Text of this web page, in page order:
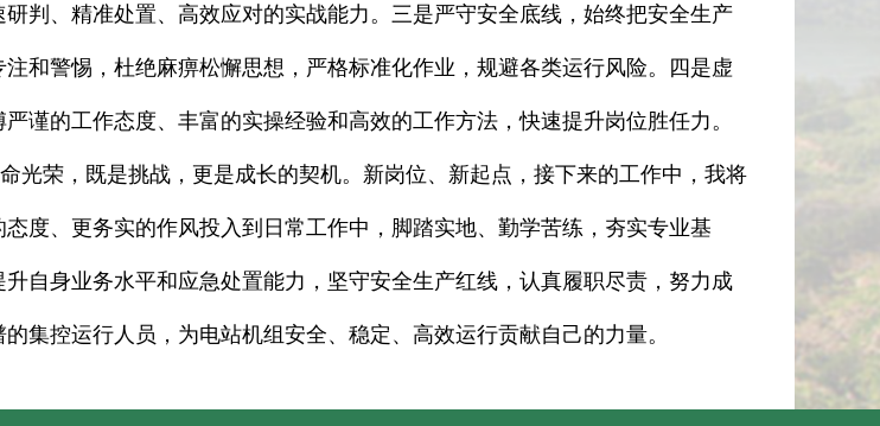
判、精准处置、高效应对的实战能力。三是严守安全底线，始终把安全生产
和警惕，杜绝麻痹松懈思想，严格标准化作业，规避各类运行风险。四是虚
谨的工作态度、丰富的实操经验和高效的工作方法，快速提升岗位胜任力。
荣，既是挑战，更是成长的契机。新岗位、新起点，接下来的工作中，我将
度、更务实的作风投入到日常工作中，脚踏实地、勤学苦练，夯实专业基
自身业务水平和应急处置能力，坚守安全生产红线，认真履职尽责，努力成
集控运行人员，为电站机组安全、稳定、高效运行贡献自己的力量。